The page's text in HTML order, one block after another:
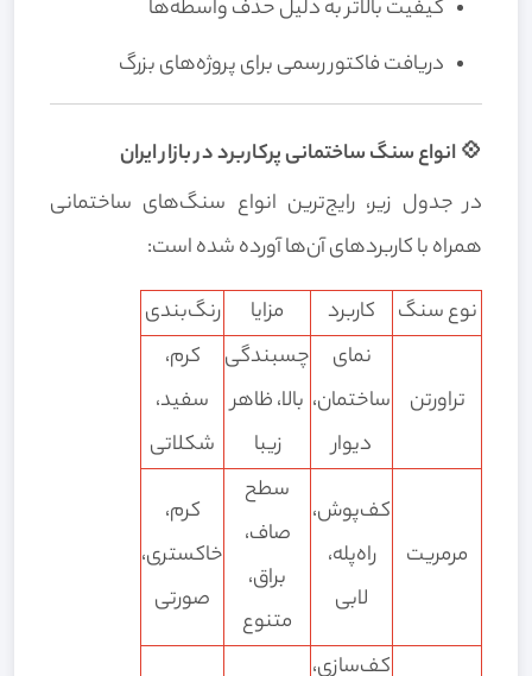
کیفیت بالاتر به دلیل حذف واسطه‌ها
دریافت فاکتور رسمی برای پروژه‌های بزرگ
💠 انواع سنگ ساختمانی پرکاربرد در بازار ایران
در جدول زیر، رایج‌ترین انواع سنگ‌های ساختمانی
همراه با کاربردهای آن‌ها آورده شده است:
نوع سنگ
کاربرد مزایا رنگ‌بندی
تراورتن
نمای
ساختمان،
دیوار
چسبندگی
بالا، ظاهر
زیبا
کرم،
سفید،
شکلاتی
مرمریت
کف‌پوش،
راه‌پله،
لابی
سطح
صاف،
براق،
متنوع
کرم،
خاکستری،
صورتی
کف‌سازی،